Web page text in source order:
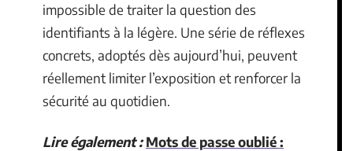
impossible de traiter la question des
identifiants à la légère. Une série de réflexes
concrets, adoptés dès aujourd’hui, peuvent
réellement limiter l’exposition et renforcer la
sécurité au quotidien.
Lire également : Mots de passe oublié :